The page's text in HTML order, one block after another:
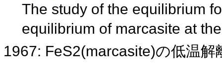
The study of the equilibrium
equilibrium of marcasite at
1967: FeS2(marcasite)の低温